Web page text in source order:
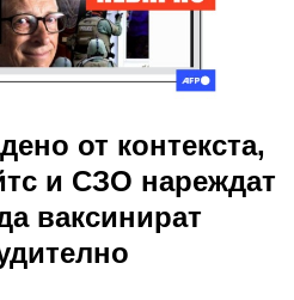
от контекста,
и СЗО нареждат
ваксинират